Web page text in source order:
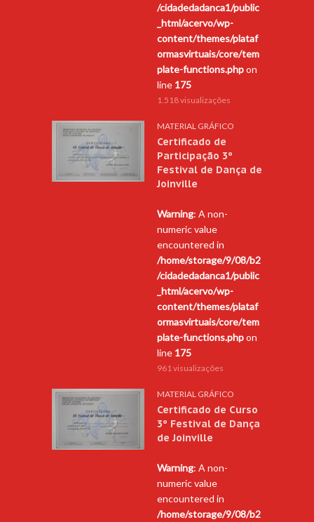
/cidadedadanca1/public
_html/acervo/wp-
content/themes/plataf
ormasvirtuais/core/tem
plate-functions.phpon
line 175
1.518 visualizações
MATERIAL GRÁFICO
Certificado de
Participação 3º
Festival de Dança de
Joinville
Warning: A non-
numeric value
encountered in
/home/storage/9/08/b2
/cidadedadanca1/public
_html/acervo/wp-
content/themes/plataf
ormasvirtuais/core/tem
plate-functions.phpon
line 175
961 visualizações
MATERIAL GRÁFICO
Certificado de Curso
3º Festival de Dança
de Joinville
Warning: A non-
numeric value
encountered in
/home/storage/9/08/b2